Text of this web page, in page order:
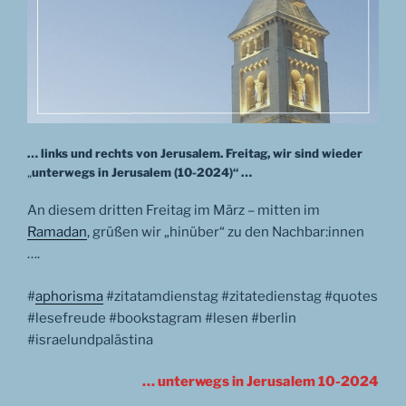
… links und rechts von Jerusalem. Freitag, wir sind wieder
„unterwegs in Jerusalem (10-2024)“ …
An diesem dritten Freitag im März – mitten im
Ramadan, grüßen wir „hinüber“ zu den Nachbar:innen
….
#aphorisma #zitatamdienstag #zitatedienstag #quotes
#lesefreude #bookstagram #lesen #berlin
#israelundpalästina
… unterwegs in Jerusalem 10-2024